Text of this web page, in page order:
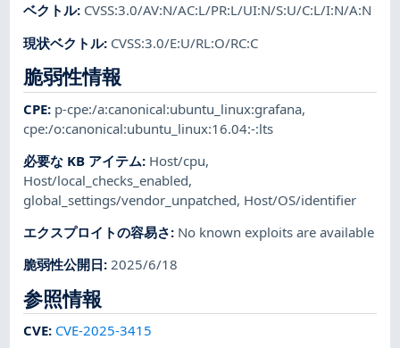
ベクトル: CVSS:3.0/AV:N/AC:L/PR:L/UI:N/S:U/C:L/I:N/A:N
現状ベクトル: CVSS:3.0/E:U/RL:O/RC:C
脆弱性情報
CPE: p-cpe:/a:canonical:ubuntu_linux:grafana,
cpe:/o:canonical:ubuntu_linux:16.04:-:lts
必要な KB アイテム: Host/cpu,
Host/local_checks_enabled,
global_settings/vendor_unpatched, Host/OS/identifier
エクスプロイトの容易さ: No known exploits are available
脆弱性公開日:2025/6/18
参照情報
CVE: CVE-2025-3415